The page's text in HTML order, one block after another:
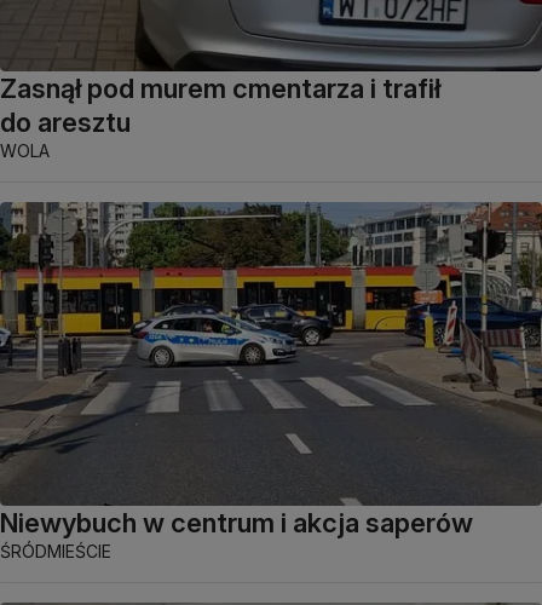
Zasnął pod murem cmentarza i trafił
do aresztu
WOLA
Niewybuch w centrum i akcja saperów
ŚRÓDMIEŚCIE